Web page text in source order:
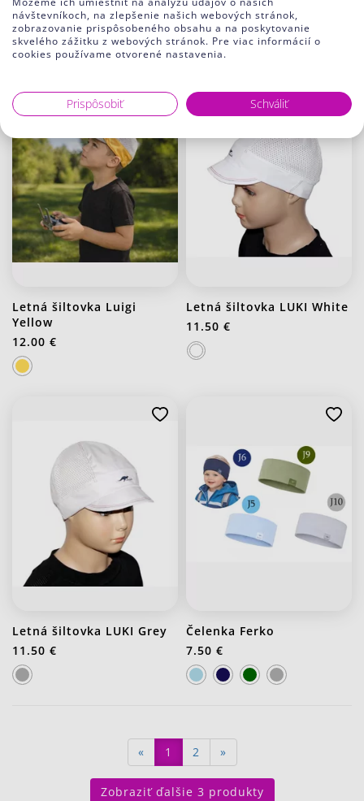
11.50 €
12.00 €
Letná šiltovka Luigi
Yellow
12.00 €
Letná šiltovka LUKI White
11.50 €
Letná šiltovka LUKI Grey
11.50 €
Čelenka Ferko
7.50 €
« 1 2 »
Zobraziť ďalšie 3 produkty
návštevníkoch, na zlepšenie našich webových stránok,
zobrazovanie prispôsobeného obsahu a na poskytovanie
skvelého zážitku z webových stránok. Pre viac informácií o
cookies používame otvorené nastavenia.
Prispôsobiť Schváliť